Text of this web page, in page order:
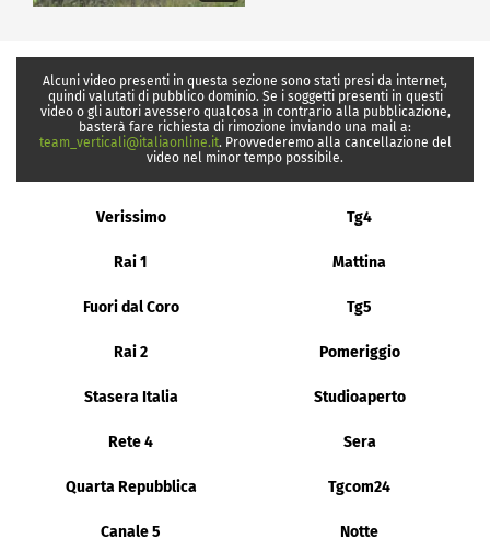
Alcuni video presenti in questa sezione sono stati presi da internet,
quindi valutati di pubblico dominio. Se i soggetti presenti in questi
video o gli autori avessero qualcosa in contrario alla pubblicazione,
basterà fare richiesta di rimozione inviando una mail a:
team_verticali@italiaonline.it. Provvederemo alla cancellazione del
video nel minor tempo possibile.
Verissimo Tg4
Rai 1 Mattina
Fuori dal Coro Tg5
Rai 2 Pomeriggio
Stasera Italia Studioaperto
Rete 4 Sera
Quarta Repubblica Tgcom24
Canale 5 Notte